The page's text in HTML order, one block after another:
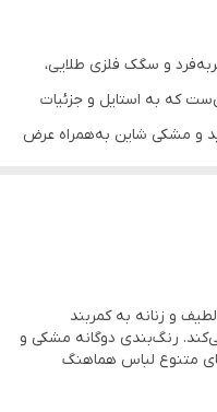
و سگک فلزی طلایی،
که به استایل و جزئیات
و مشکی شاین به‌همراه عرض
و زنانه به کمربند
رنگ‌بندی دوگانه مشکی و
متنوع لباس هماهنگ